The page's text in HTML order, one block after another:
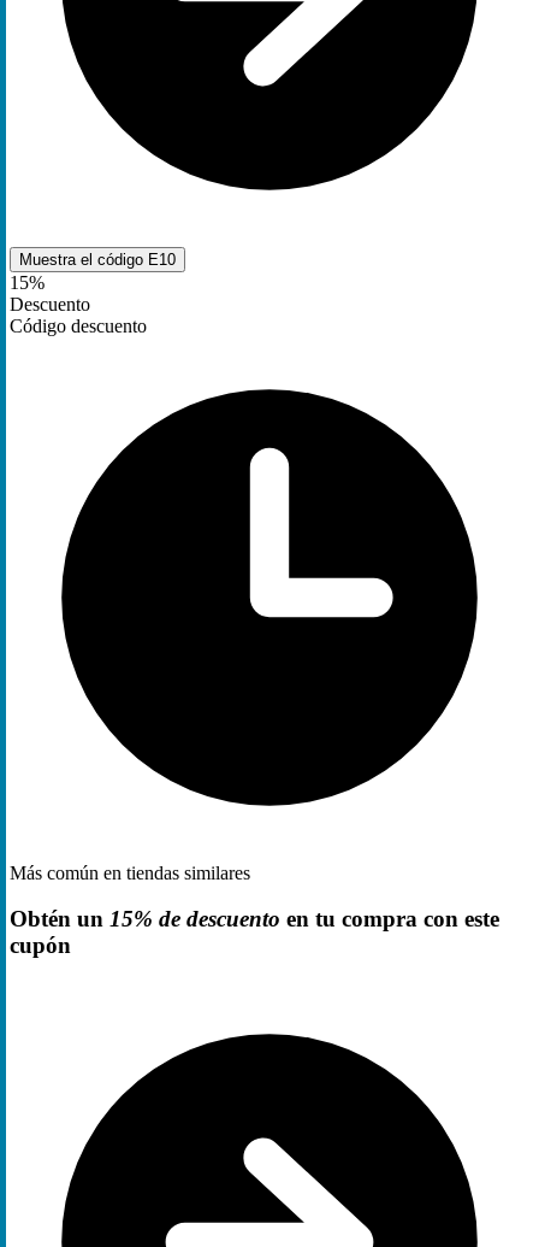
Muestra el código E10
15%
Descuento
Código descuento
Más común en tiendas similares
Obtén un 15% de descuento en tu compra con este
cupón